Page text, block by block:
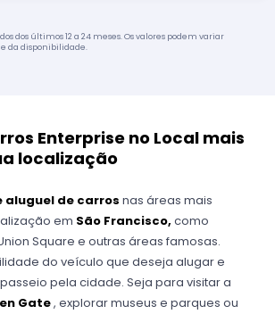
dos últimos 12 a 24 meses. Os valores podem variar
da disponibilidade.
Enterprise no Local mais
localização
aluguel de carrosnas áreas mais
em São Francisco,como
Square e outras áreas famosas.
do veículo que deseja alugar e
pela cidade. Seja para visitar a
Gate, explorar museus e parques ou